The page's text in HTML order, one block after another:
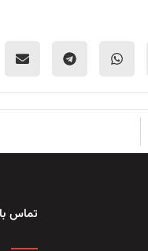
تماس